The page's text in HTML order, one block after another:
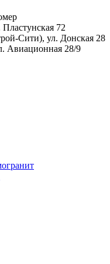
72
Сити), ул. Донская 28
Авиационная 28/9